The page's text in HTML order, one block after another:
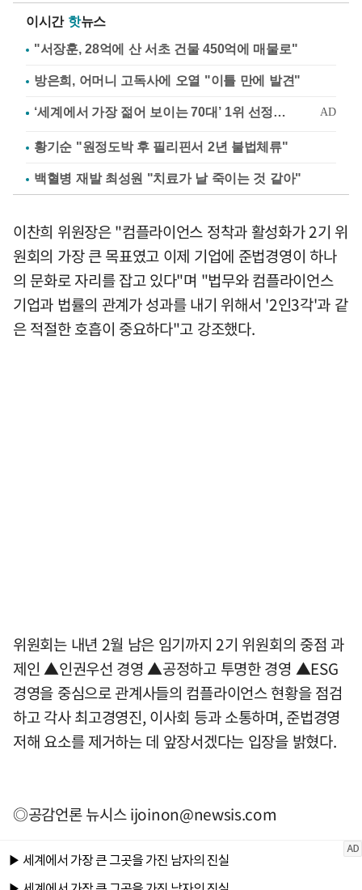
이시간 핫뉴스
"서장훈, 28억에 산 서초 건물 450억에 매물로"
방은희, 어머니 고독사에 오열 "이틀 만에 발견"
황기순 "원정도박 후 필리핀서 2년 불법체류"
백혈병 재발 최성원 "치료가 날 죽이는 것 같아"
이찬희 위원장은 "컴플라이언스 정착과 활성화가 2기 위
원회의 가장 큰 목표였고 이제 기업에 준법경영이 하나
의 문화로 자리를 잡고 있다"며 "법무와 컴플라이언스
기업과 법률의 관계가 성과를 내기 위해서 '2인3각'과 같
은 적절한 호흡이 중요하다"고 강조했다.
위원회는 내년 2월 남은 임기까지 2기 위원회의 중점 과
제인 ▲인권우선 경영 ▲공정하고 투명한 경영 ▲ESG
경영을 중심으로 관계사들의 컴플라이언스 현황을 점검
하고 각사 최고경영진, 이사회 등과 소통하며, 준법경영
저해 요소를 제거하는 데 앞장서겠다는 입장을 밝혔다.
◎공감언론 뉴시스ijoinon@newsis.com